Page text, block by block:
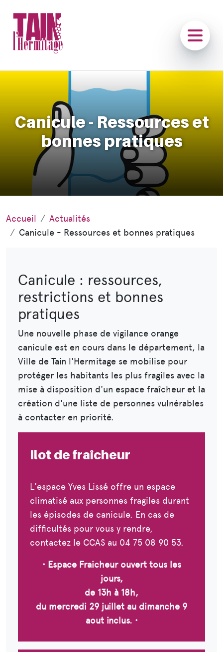
Canicule - Ressources et
bonnes pratiques
Accueil
Actualités
Canicule - Ressources et bonnes pratiques
Canicule : ressources,
restrictions et bonnes
pratiques
Une nouvelle phase de vigilance orange
canicule est en cours dans le département, la
Ville de Tain l'Hermitage se mobilise pour
protéger les habitants les plus fragiles avec la
mise à disposition d'un espace fraîcheur et la
création d'une liste de personnes vulnérables
à contacter en priorité.
Ilot de fraîcheur
L'espace Yves Lissé offre un espace
climatisé aux personnes fragiles durant
les épisodes de canicule. En cas de
difficultés pour vous y rendre,
contactez le CCAS au 04 75 08 90 53.
• Espace Fraicheur ouvert tous les
jours,
de 13h à 18h,
du mercredi 29 juillet au dimanche 9
aout inclus. •